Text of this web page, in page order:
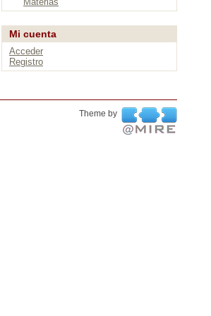
Mi cuenta
Acceder
Registro
Theme by